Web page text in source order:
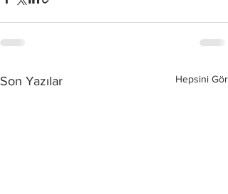
Son Yazılar Hepsini Gör